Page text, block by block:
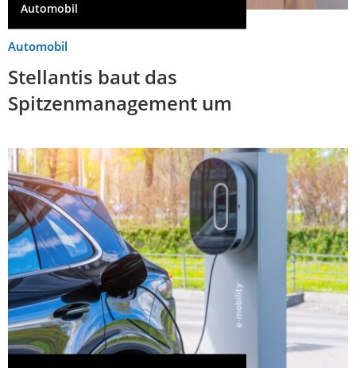
Automobil
Automobil
Stellantis baut das
Spitzenmanagement um